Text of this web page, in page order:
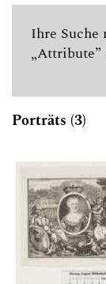
Ihre Suche
„Attribute”
Porträts (3)